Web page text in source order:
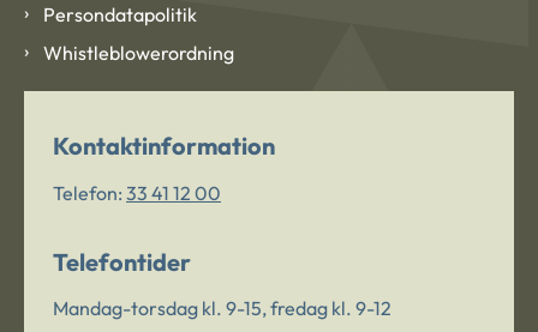
Persondatapolitik
Whistleblowerordning
Kontaktinformation
Telefon: 33 41 12 00
Telefontider
Mandag-torsdag kl. 9-15, fredag kl. 9-12